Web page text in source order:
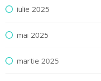
iulie 2025
mai 2025
martie 2025